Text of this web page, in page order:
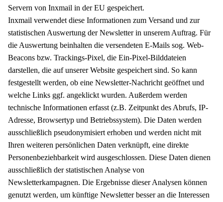
Servern von Inxmail in der EU gespeichert.
Inxmail verwendet diese Informationen zum Versand und zur
statistischen Auswertung der Newsletter in unserem Auftrag. Für
die Auswertung beinhalten die versendeten E-Mails sog. Web-
Beacons bzw. Trackings-Pixel, die Ein-Pixel-Bilddateien
darstellen, die auf unserer Website gespeichert sind. So kann
festgestellt werden, ob eine Newsletter-Nachricht geöffnet und
welche Links ggf. angeklickt wurden. Außerdem werden
technische Informationen erfasst (z.B. Zeitpunkt des Abrufs, IP-
Adresse, Browsertyp und Betriebssystem). Die Daten werden
ausschließlich pseudonymisiert erhoben und werden nicht mit
Ihren weiteren persönlichen Daten verknüpft, eine direkte
Personenbeziehbarkeit wird ausgeschlossen. Diese Daten dienen
ausschließlich der statistischen Analyse von
Newsletterkampagnen. Die Ergebnisse dieser Analysen können
genutzt werden, um künftige Newsletter besser an die Interessen